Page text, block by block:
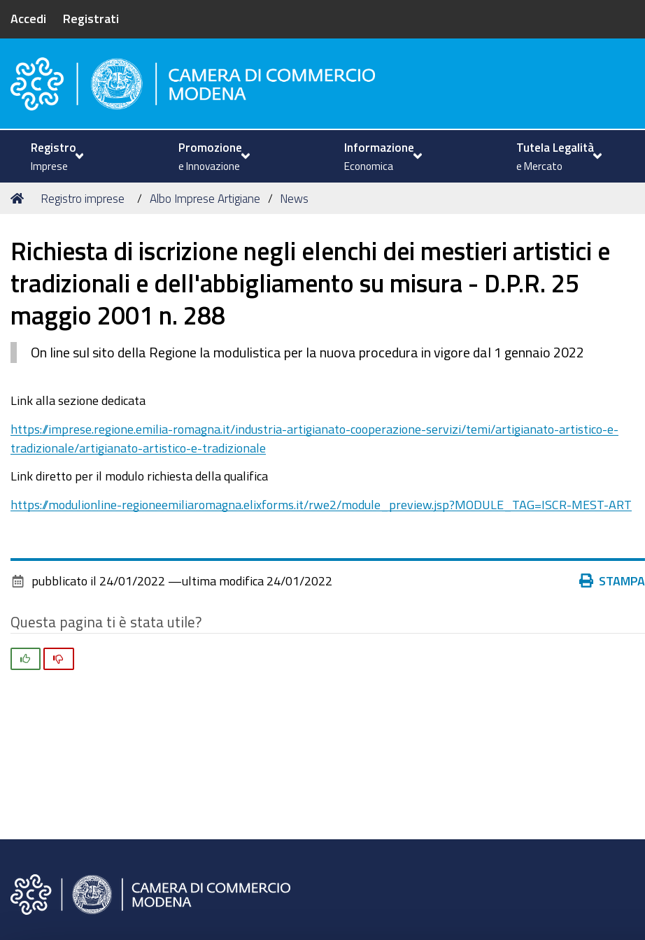
Accedi Registrati
Camera di Commercio di Modena
Registro
Imprese
Promozione
e Innovazione
Informazione
Economica
Tutela Legalità
e Mercato
Tu
Home
Registro imprese Albo Imprese Artigiane News
Richiesta di iscrizione negli elenchi dei mestieri artistici e
tradizionali e dell'abbigliamento su misura - D.P.R. 25
maggio 2001 n. 288
On line sul sito della Regione la modulistica per la nuova procedura in vigore dal 1 gennaio 2022
Link alla sezione dedicata
https://imprese.regione.emilia-romagna.it/industria-artigianato-cooperazione-servizi/temi/artigianato-artistico-e-
tradizionale/artigianato-artistico-e-tradizionale
Link diretto per il modulo richiesta della qualifica
https://modulionline-regioneemiliaromagna.elixforms.it/rwe2/module_preview.jsp?MODULE_TAG=ISCR-MEST-ART
Azioni STAMPA
pubblicato il 24/01/2022 —ultima modifica 24/01/2022
Questa pagina ti è stata utile?